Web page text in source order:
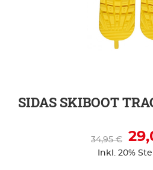
SIDAS SKIBOOT
34,95 €
Inkl. 20%
ZUR